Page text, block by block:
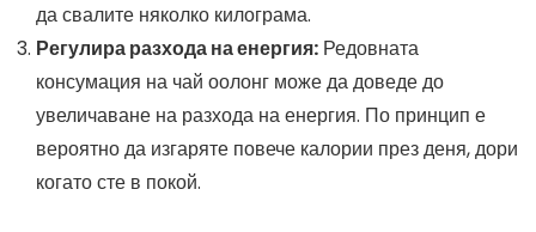
да свалите няколко килограма.
Регулира разхода на енергия: Редовната
консумация на чай оолонг може да доведе до
увеличаване на разхода на енергия. По принцип е
вероятно да изгаряте повече калории през деня, дори
когато сте в покой.